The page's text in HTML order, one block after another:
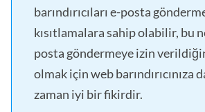
barındırıcıları e-posta
kısıtlamalara sahip olabilir, bu
posta göndermeye izin
olmak için web barındırıcınıza
zaman iyi bir fikirdir.